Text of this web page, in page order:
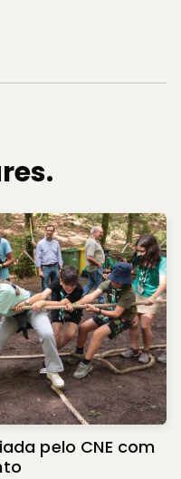
pelo CNE com